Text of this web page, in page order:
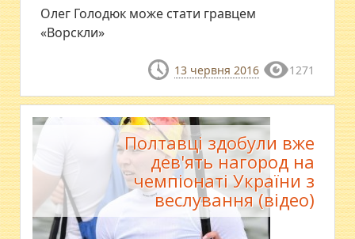
Олег Голодюк може стати гравцем
«Ворскли»
13 червня 2016 1271
Полтавці здобули вже
дев'ять нагород на
чемпіонаті України з
веслування (відео)